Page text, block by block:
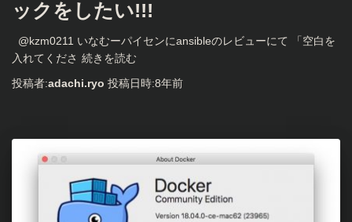
ックをしたい!!!
@kzm0211 いなむーパイセンにansibleのレビューにて 「空白を
入れてくださ 続きを読む
投稿者:adachi.ryo 投稿日時:8年前